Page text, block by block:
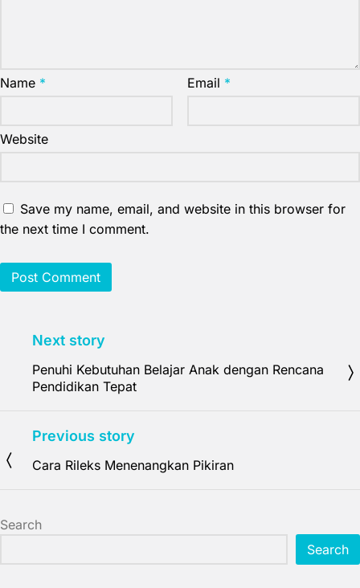
Name * Email *
Website
Save my name, email, and website in this browser for
the next time I comment.
Next story
Penuhi Kebutuhan Belajar Anak dengan Rencana
Pendidikan Tepat
Previous story
Cara Rileks Menenangkan Pikiran
Search
Search